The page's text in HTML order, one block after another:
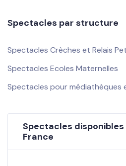
Spectacles par structure
Spectacles Crèches et Relais
Spectacles Ecoles Maternelles
Spectacles pour médiathèques
Spectacles
France